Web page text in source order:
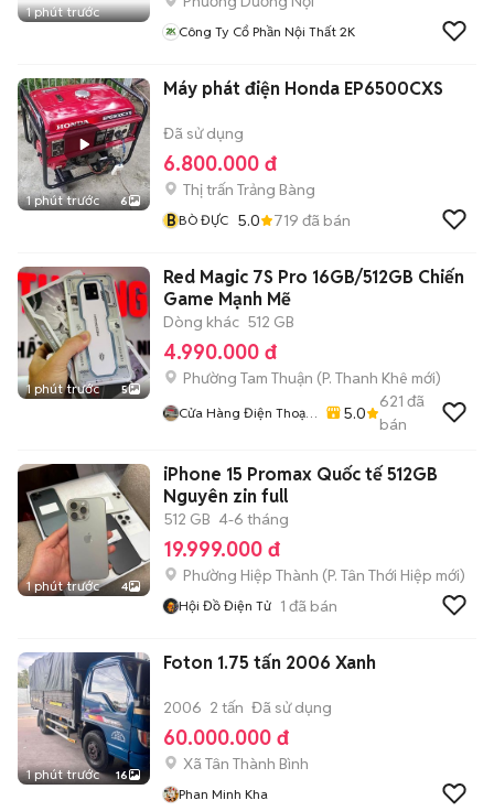
1 phút trước
Công Ty Cổ Phần Nội Thất 2K
1 phút trước 6
Máy phát điện Honda EP6500CXS
Đã sử dụng
6.800.000 đ
Thị trấn Trảng Bàng
BBÒ ĐỰC 5.0 719 đã bán
1 phút trước 5
Red Magic 7S Pro 16GB/512GB Chiến
Game Mạnh Mẽ
Dòng khác 512 GB
4.990.000 đ
Phường Tam Thuận (P. Thanh Khê mới)
Cửa Hàng Điện Thoại
5.0
621 đã
bán
1 phút trước 4
iPhone 15 Promax Quốc tế 512GB
Nguyên zin full
512 GB 4-6 tháng
19.999.000 đ
Phường Hiệp Thành (P. Tân Thới Hiệp mới)
Hội Đồ Điện Tử 1 đã bán
1 phút trước 16
Foton 1.75 tấn 2006 Xanh
2006 2 tấn Đã sử dụng
60.000.000 đ
Xã Tân Thành Bình
Phan Minh Kha